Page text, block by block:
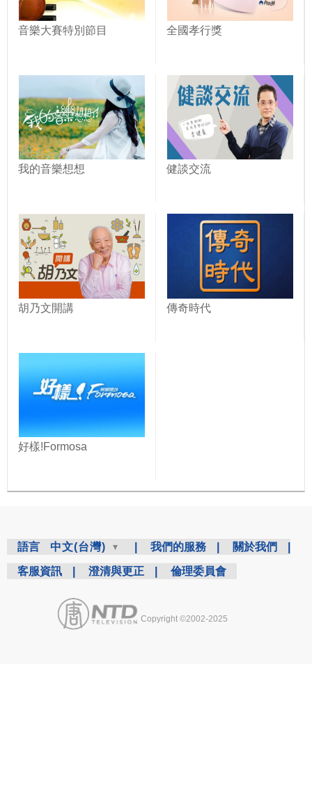
音樂大賽特別節目 全國孝行獎
我的音樂想想 健談交流
胡乃文開講 傳奇時代
好樣!Formosa
語言 中文(台灣) 我們的服務 關於我們
客服資訊 澄清與更正 倫理委員會
Copyright ©2002-2025